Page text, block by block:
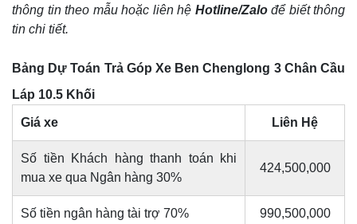
thông tin theo mẫu hoặc liên hệ Hotline/Zalo để biết thông
tin chi tiết.
Bảng Dự Toán Trả Góp Xe Ben Chenglong 3 Chân Cầu
Láp 10.5 Khối
Giá xe Liên Hệ
Số tiền Khách hàng thanh toán khi
mua xe qua Ngân hàng 30%
424,500,000
Số tiền ngân hàng tài trợ 70% 990,500,000